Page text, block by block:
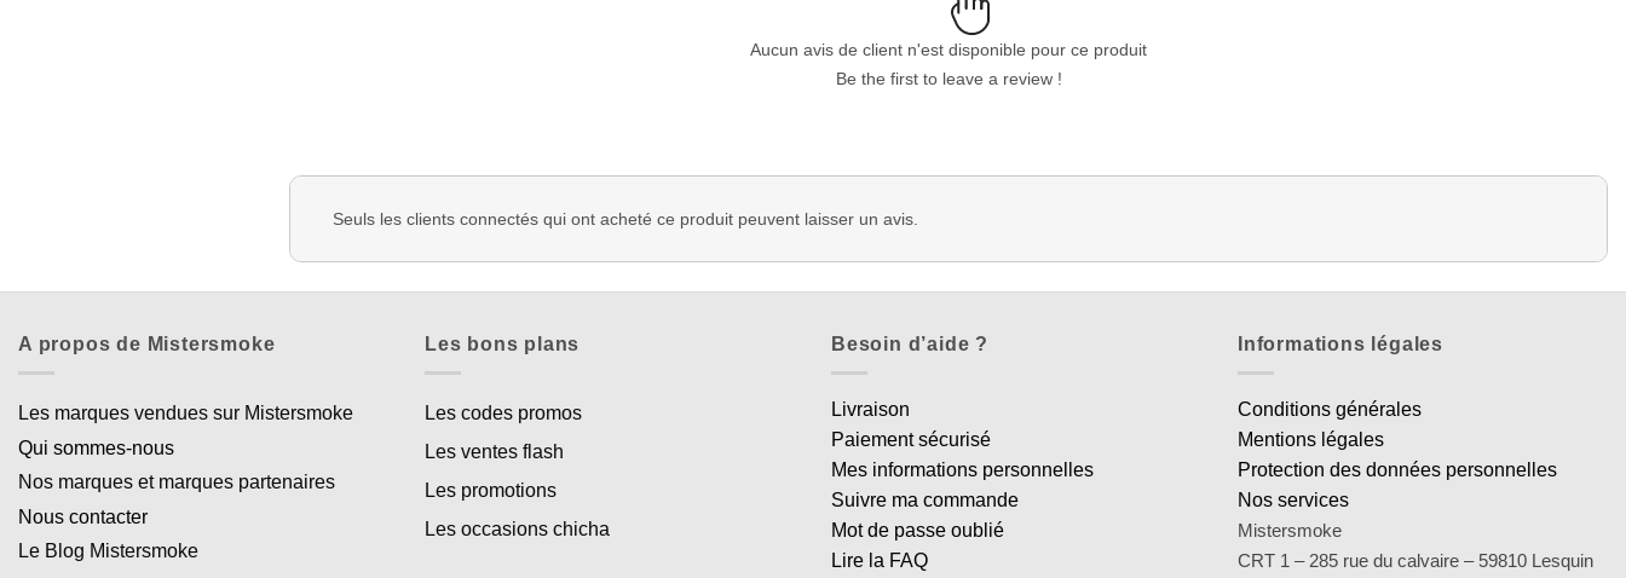
Aucun avis de client n'est disponible pour ce produit
Be the first to leave a review !
Seuls les clients connectés qui ont acheté ce produit peuvent laisser un avis.
A propos de Mistersmoke
Les marques vendues sur Mistersmoke
Qui sommes-nous
Nos marques et marques partenaires
Nous contacter
Le Blog Mistersmoke
Les bons plans
Les codes promos
Les ventes flash
Les promotions
Les occasions chicha
Besoin d’aide ?
Livraison
Paiement sécurisé
Mes informations personnelles
Suivre ma commande
Mot de passe oublié
Lire la FAQ
Informations légales
Conditions générales
Mentions légales
Protection des données personnelles
Nos services
Mistersmoke
CRT 1 – 285 rue du calvaire – 59810 Lesquin